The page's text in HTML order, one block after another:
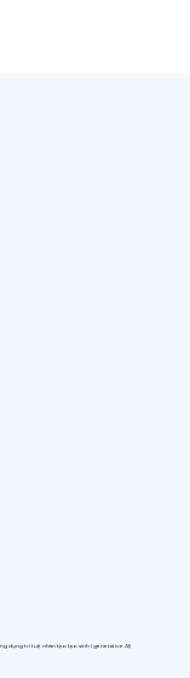
dụng trí tuệ nhân tạo tạo sinh (generative AI)